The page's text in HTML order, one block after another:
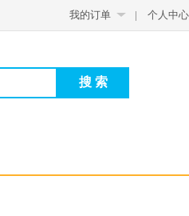
我的订单 | 个人中心